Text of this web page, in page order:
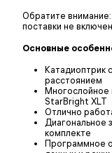
Обратите
поставки не
Основные
Катадиоптрик
расстоянием
Многослойное
StarBright XLT
Отлично
Диагональное
комплекте
Программное